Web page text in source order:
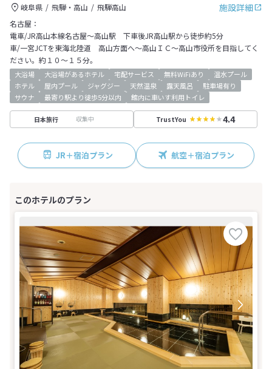
施設詳細
岐阜県 飛騨・高山
飛騨高山
名古屋：
電車/JR高山本線名古屋～高山駅 下車後JR高山駅から徒歩約5分
車/一宮JCTを東海北陸道 高山方面へ～高山ＩＣ～高山市役所を目指してく
ださい。約１０～１５分。
大浴場 大浴場があるホテル 宅配サービス 無料WiFiあり
温水プール
ホテル
屋内プール ジャグジー 天然温泉 露天風呂
駐車場有り
サウナ
最寄り駅より徒歩5分以内 館内に車いす利用トイレ
日本旅行 収集中 TrustYou 4.4
JR＋宿泊プラン 航空＋宿泊プラン